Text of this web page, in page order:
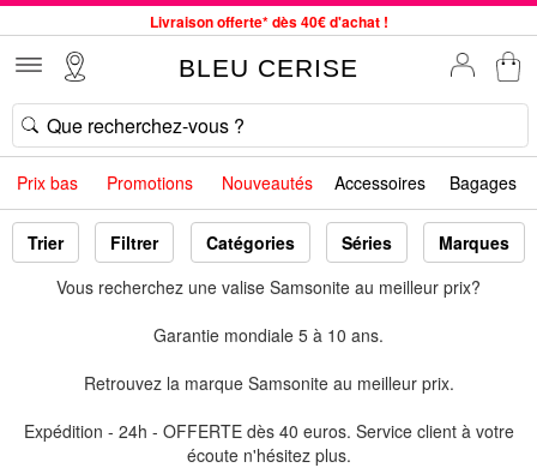
Livraison offerte* dès 40€ d'achat !
Commande avant 12h expédiée le jour même, du lundi au vendredi
33 magasins en France. Un à proximité de chez vous ?
Bon shopping chez BLEU CERISE !
Jusqu'à -75% sur le site du 29/07 au 27/08
Samsonite, Delsey, American Tourister, Little Marcel à Prix Bas
BLEU CERISE
Prix bas Promotions Nouveautés Accessoires Bagages
Trier Filtrer Catégories Séries
Marques
Vous recherchez une valise Samsonite au meilleur prix?
Garantie mondiale 5 à 10 ans.
Retrouvez la marque Samsonite au meilleur prix.
Expédition - 24h - OFFERTE dès 40 euros. Service client à votre
écoute n'hésitez plus.